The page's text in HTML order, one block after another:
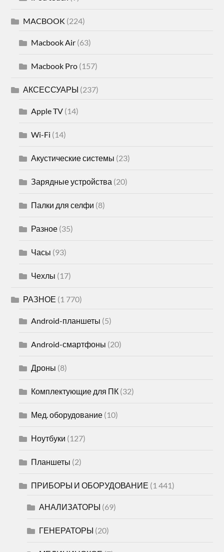
MACBOOK (224)
Macbook Air (63)
Macbook Pro (157)
АКСЕССУАРЫ (237)
Apple TV (14)
Wi-Fi (14)
Акустические системы (23)
Зарядные устройства (20)
Палки для селфи (8)
Разное (35)
Часы (93)
Чехлы (17)
РАЗНОЕ (1 770)
Android-планшеты (5)
Android-смартфоны (20)
Дроны (8)
Комплектующие для ПК (32)
Мед. оборудование (10)
Ноутбуки (127)
Планшеты (2)
ПРИБОРЫ И ОБОРУДОВАНИЕ (1 441)
АНАЛИЗАТОРЫ (69)
ГЕНЕРАТОРЫ (20)